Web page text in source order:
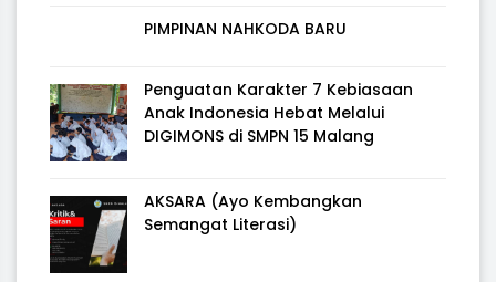
PIMPINAN NAHKODA BARU
Penguatan Karakter 7 Kebiasaan
Anak Indonesia Hebat Melalui
DIGIMONS di SMPN 15 Malang
AKSARA (Ayo Kembangkan
Semangat Literasi)